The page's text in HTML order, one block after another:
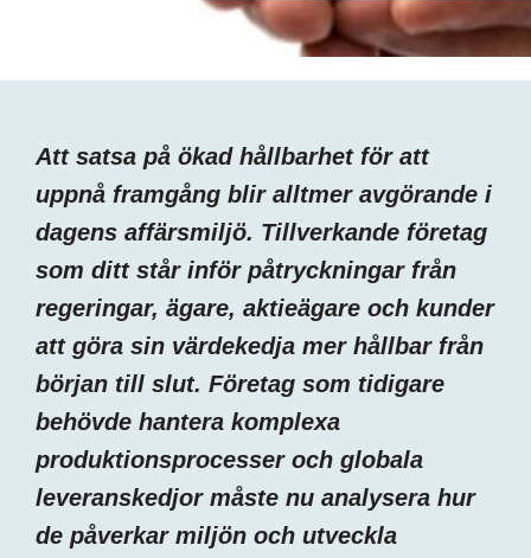
Att satsa på ökad hållbarhet för att
uppnå framgång blir alltmer avgörande i
dagens affärsmiljö. Tillverkande företag
som ditt står inför påtryckningar från
regeringar, ägare, aktieägare och kunder
att göra sin värdekedja mer hållbar från
början till slut. Företag som tidigare
behövde hantera komplexa
produktionsprocesser och globala
leveranskedjor måste nu analysera hur
de påverkar miljön och utveckla